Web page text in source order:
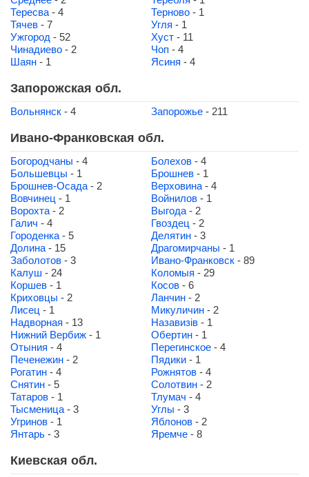
Тересва - 4 Терново - 1
Тячев - 7 Угля - 1
Ужгород - 52 Хуст - 11
Чинадиево - 2 Чоп - 4
Шаян - 1 Ясиня - 4
Запорожская обл.
Вольнянск - 4 Запорожье - 211
Ивано-Франковская обл.
Богородчаны - 4 Болехов - 4
Большевцы - 1 Брошнев - 1
Брошнев-Осада - 2 Верховина - 4
Вовчинец - 1 Войнилов - 1
Ворохта - 2 Выгода - 2
Галич - 4 Гвоздец - 2
Городенка - 5 Делятин - 3
Долина - 15 Драгомирчаны - 1
Заболотов - 3 Ивано-Франковск - 89
Калуш - 24 Коломыя - 29
Коршев - 1 Косов - 6
Криховцы - 2 Ланчин - 2
Лисец - 1 Микуличин - 2
Надворная - 13 Назавизів - 1
Нижний Вербиж - 1 Обертин - 1
Отыния - 4 Перегинское - 4
Печенежин - 2 Пядики - 1
Рогатин - 4 Рожнятов - 4
Снятин - 5 Солотвин - 2
Татаров - 1 Тлумач - 4
Тысменица - 3 Углы - 3
Угринов - 1 Яблонов - 2
Янтарь - 3 Яремче - 8
Киевская обл.